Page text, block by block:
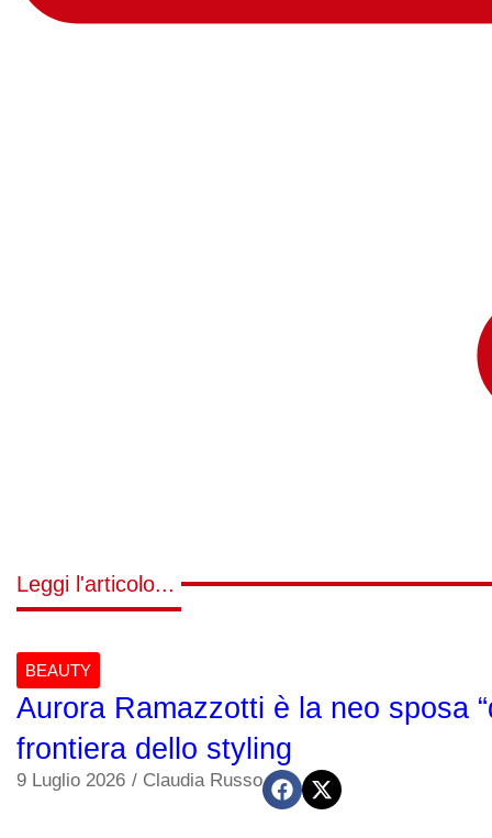
Leggi l'articolo...
BEAUTY
Aurora Ramazzotti è la neo sposa
frontiera dello styling
9 Luglio 2026 / Claudia Russo